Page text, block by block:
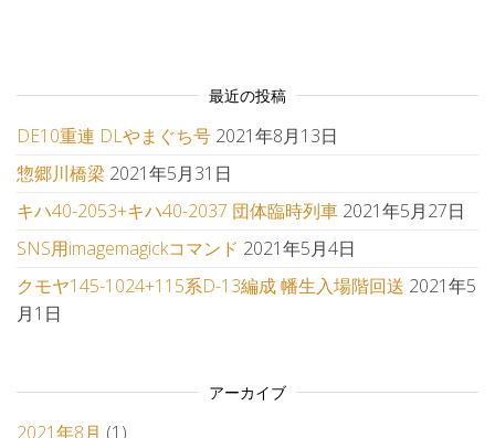
最近の投稿
DE10重連 DLやまぐち号 2021年8月13日
惣郷川橋梁 2021年5月31日
キハ40-2053+キハ40-2037 団体臨時列車 2021年5月27日
SNS用imagemagickコマンド 2021年5月4日
クモヤ145-1024+115系D-13編成 幡生入場階回送 2021年5
月1日
アーカイブ
2021年8月 (1)